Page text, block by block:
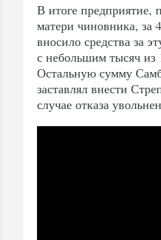
В итоге предприятие,
матери чиновника, за
вносило средства за
с небольшим тысяч из
Остальную сумму
заставлял внести
случае отказа